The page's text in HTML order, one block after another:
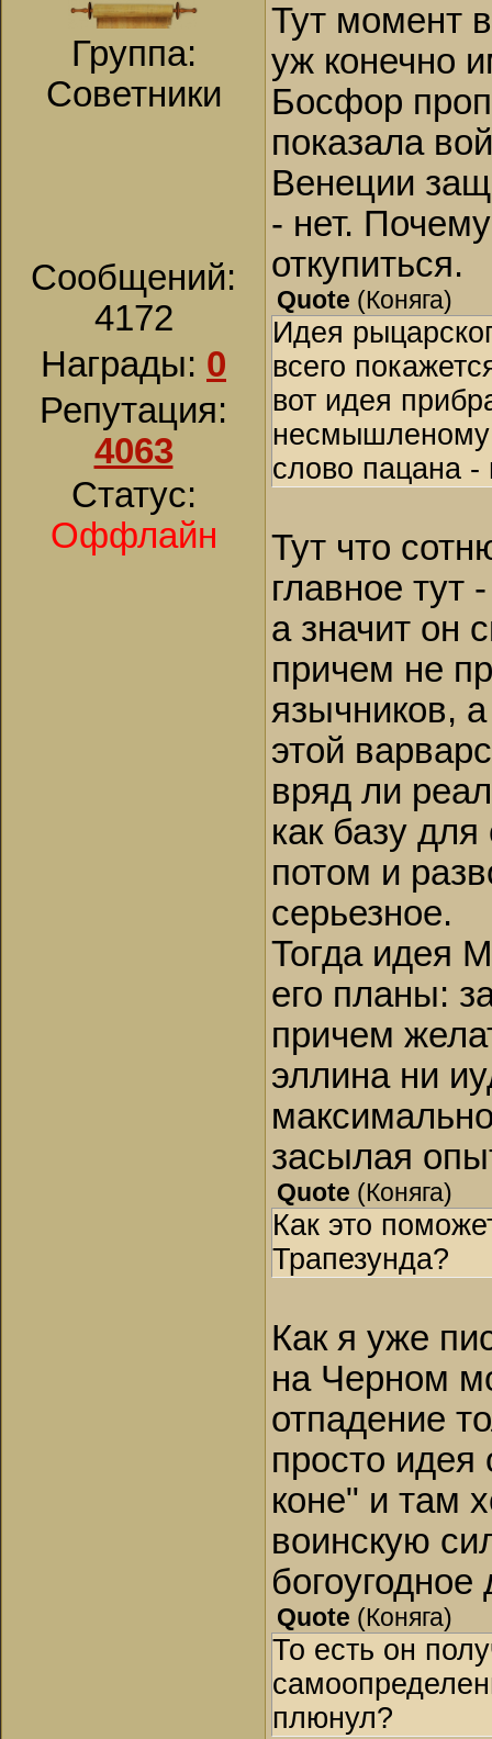
Группа:
Советники
Сообщений:
4172
Награды: 0
Репутация:
4063
Статус:
Оффлайн
Тут момент
уж конечно
Босфор
показала
Венеции
- нет.
откупиться.
Quote (Коняга)
Идея
всего
вот идея
несмышленому
слово пацана -
Тут что
главное тут
а значит он
причем не
язычников,
этой
вряд ли
как базу
потом и
серьезное.
Тогда идея
его планы:
причем
эллина ни
засылая
Quote (Коняга)
Как это
Трапезунда?
Как я уже
на Черном
отпадение
просто
коне" и там
воинскую
Quote (Коняга)
То есть он
плюнул?